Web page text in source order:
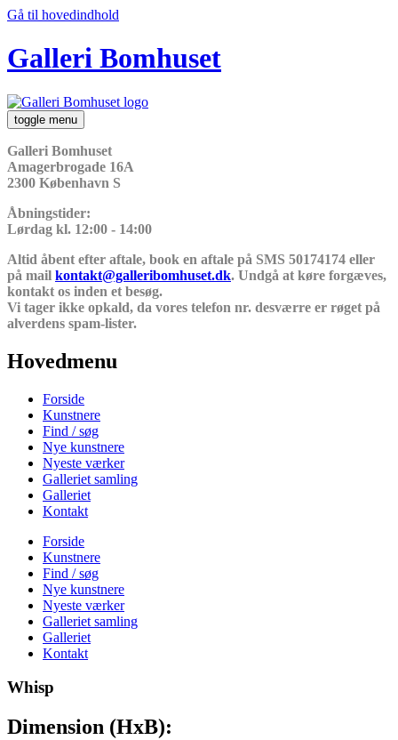
Gå til hovedindhold
Galleri Bomhuset
toggle menu
Galleri Bomhuset
Amagerbrogade 16A
2300 København S
Åbningstider:
Lørdag kl. 12:00 - 14:00
Altid åbent efter aftale, book en aftale på SMS 50174174 eller
på mail kontakt@galleribomhuset.dk. Undgå at køre forgæves,
kontakt os inden et besøg.
Vi tager ikke opkald, da vores telefon nr. desværre er røget på
alverdens spam-lister.
Hovedmenu
Forside
Kunstnere
Find / søg
Nye kunstnere
Nyeste værker
Galleriet samling
Galleriet
Kontakt
Forside
Kunstnere
Find / søg
Nye kunstnere
Nyeste værker
Galleriet samling
Galleriet
Kontakt
Whisp
Dimension (HxB):